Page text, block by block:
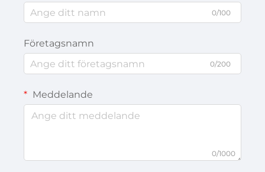
0/100
Företagsnamn
0/200
Meddelande
0/1000